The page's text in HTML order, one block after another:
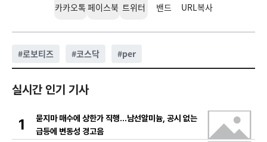
카카오톡 페이스북 트위터 밴드 URL복사
#로보티즈 #코스닥 #per
실시간 인기 기사
1
묻지마 매수에 상한가 직행…남선알미늄, 공시 없는
급등에 변동성 경고음